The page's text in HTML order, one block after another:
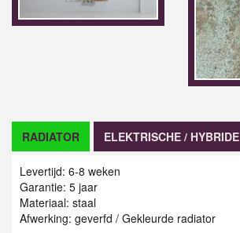
RADIATOR ELEKTRISCHE / HYBRIDE
Levertijd: 6-8 weken
Garantie: 5 jaar
Materiaal: staal
Afwerking: geverfd / Gekleurde radiator